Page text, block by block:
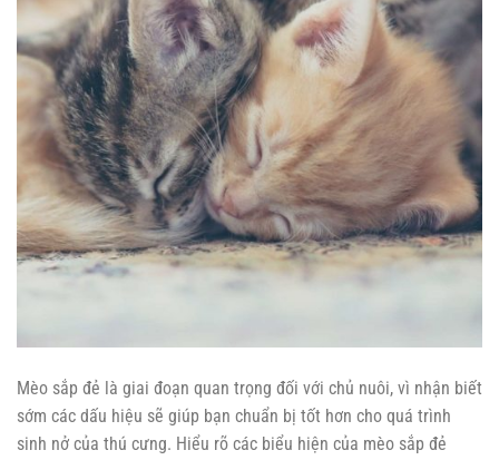
Mèo sắp đẻ là giai đoạn quan trọng đối với chủ nuôi, vì nhận biết
sớm các dấu hiệu sẽ giúp bạn chuẩn bị tốt hơn cho quá trình
sinh nở của thú cưng. Hiểu rõ các biểu hiện của mèo sắp đẻ